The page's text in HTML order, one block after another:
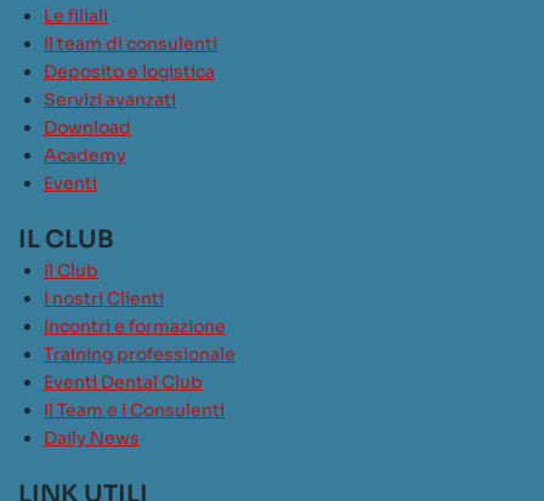
Le filiali
Il team di consulenti
Deposito e logistica
Servizi avanzati
Download
Academy
Eventi
IL CLUB
Il Club
I nostri Clienti
Incontri e formazione
Training professionale
Eventi Dental Club
Il Team e i Consulenti
Daily News
LINK UTILI